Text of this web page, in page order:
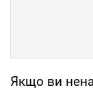
Якщо ви